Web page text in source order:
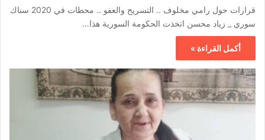
قرارات حول رامي مخلوف .. التسريح والعفو .. محطات في 2020 سناك
سوري _ زياد محسن اتخذت الحكومة السورية هذا…
أكمل القراءة »